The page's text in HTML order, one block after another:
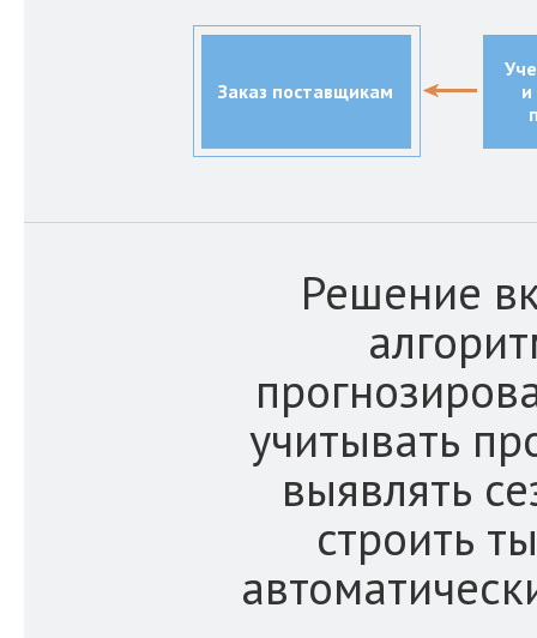
Заказ поставщикам
и
Решение
учитывать
выявлять
строить